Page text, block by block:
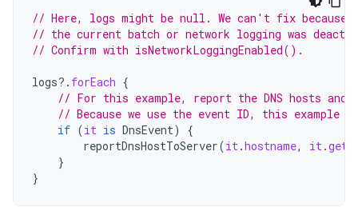
// Here, logs might be null. We can't fix because
// the current batch or network logging was
// Confirm with isNetworkLoggingEnabled().
logs?. forEach {
// For this example, report the DNS hosts
// Because we use the event ID, this example
if (it is DnsEvent)
{
reportDnsHostToServer(it.hostname, it.
}
}